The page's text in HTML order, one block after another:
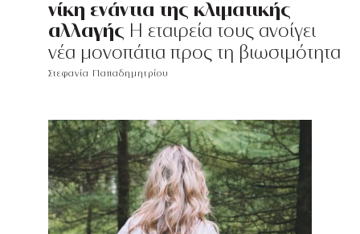
νίκη ενάντια της κλιματικής
αλλαγής Η εταιρεία τους ανοίγει
νέα μονοπάτια προς τη βιωσιμότητα
Στεφανία Παπαδημητρίου